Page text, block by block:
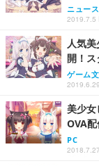
ニュース
2019.7.5
人気
開！
ゲーム
美少女
OVA配
PC